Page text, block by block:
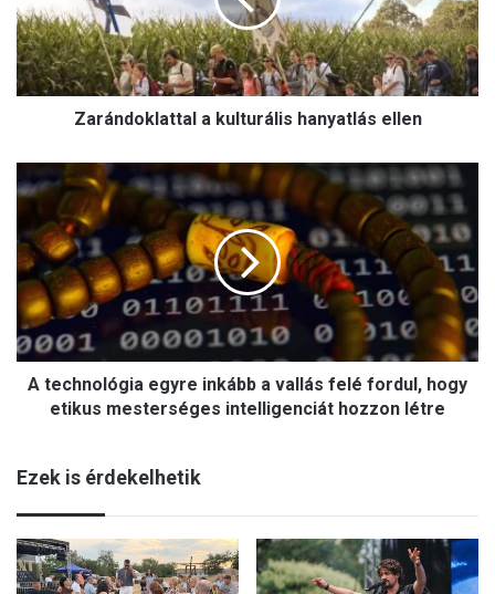
d
o
k
l
t
a
l
a
k
u
t
u
s
h
a
n
y
a
Zarándoklattal a kulturális hanyatlás ellen
t
c
h
n
o
l
ó
g
e
i
A technológia egyre inkább a vallás felé fordul, hogy
etikus mesterséges intelligenciát hozzon létre
Ezek is érdekelhetik